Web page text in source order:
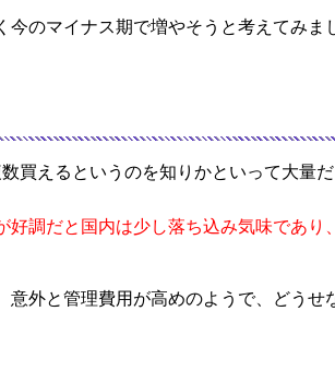
今のマイナス期で増やそうと考えてみ
買えるというのを知りかといって大量
好調だと国内は少し落ち込み気味であ
意外と管理費用が高めのようで、どう